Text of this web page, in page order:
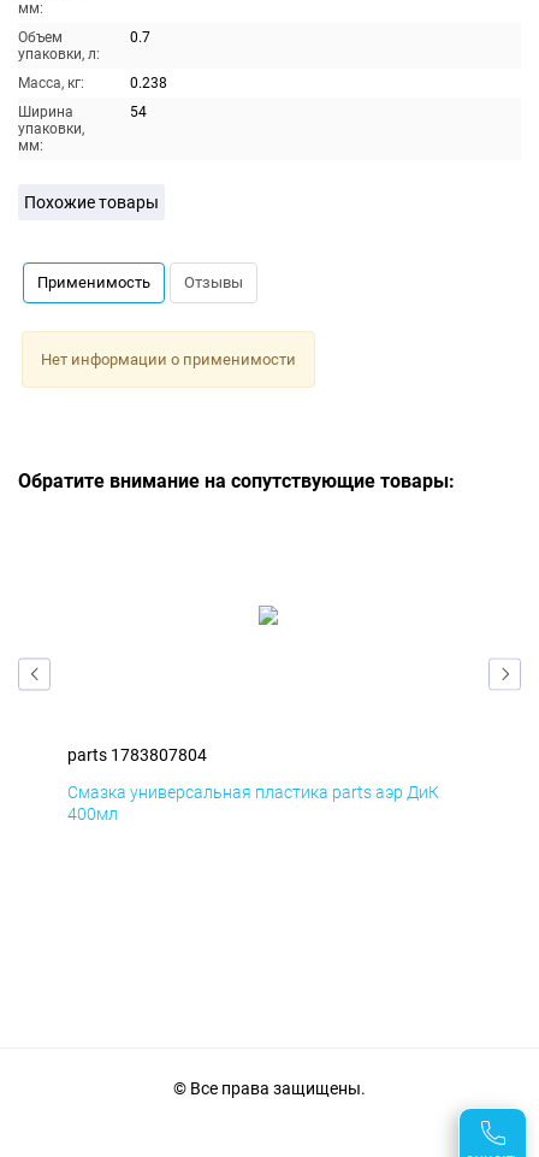
мм:
Объем
упаковки, л:
0.7
Масса, кг:
0.238
Ширина
упаковки,
мм:
54
Похожие товары
Применимость Отзывы
Нет информации о применимости
Обратите внимание на сопутствующие товары:
parts 1783807804
Смазка универсальная пластика parts аэр ДиК
400мл
© Все права защищены.